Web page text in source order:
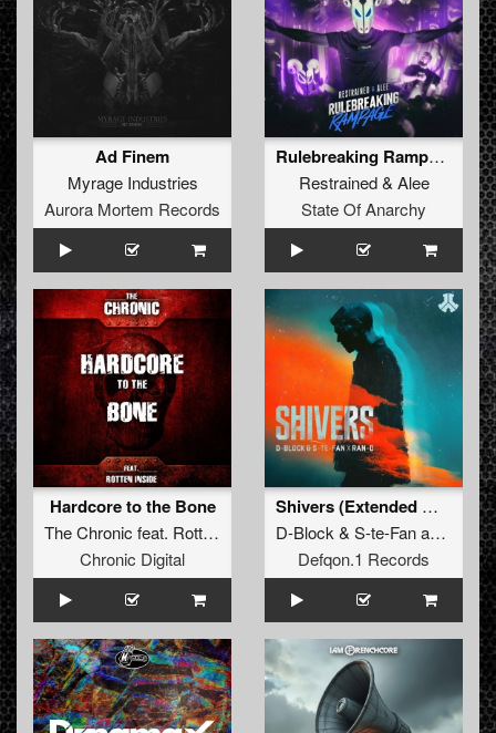
Ad Finem
Myrage Industries
Aurora Mortem Records
Rulebreaking Rampage (Edit)
Restrained& Alee
State Of Anarchy
Hardcore to the Bone
The Chronic feat. Rotten Inside
Chronic Digital
Shivers (Extended Mix)
D-Block & S-te-Fanand
Ran-
Defqon.1 Records